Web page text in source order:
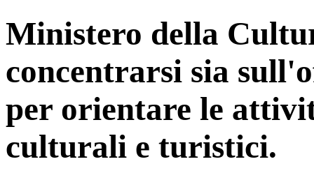
Ministero della
concentrarsi sia
per orientare le
culturali e turistici.